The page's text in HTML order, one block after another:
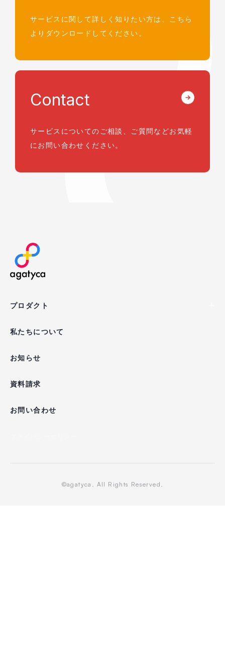
サービスに関して詳しく知りたい方は、
こちら
よりダウンロードしてください。
Contact
サービスについてのご相談、ご質問などお気軽
にお問い合わせください。
プロダクト
私たちについて
お知らせ
資料請求
お問い合わせ
©agatyca. All Rights Reserved.